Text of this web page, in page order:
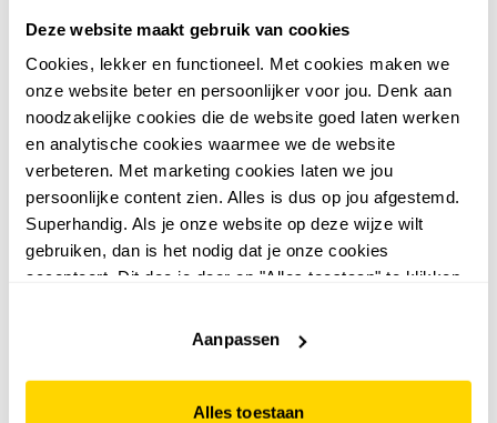
Deze website maakt gebruik van cookies
Cookies, lekker en functioneel. Met cookies maken we
onze website beter en persoonlijker voor jou. Denk aan
noodzakelijke cookies die de website goed laten werken
en analytische cookies waarmee we de website
verbeteren. Met marketing cookies laten we jou
persoonlijke content zien. Alles is dus op jou afgestemd.
Superhandig. Als je onze website op deze wijze wilt
gebruiken, dan is het nodig dat je onze cookies
accepteert. Dit doe je door op "Alles toestaan" te klikken.
website niet optimaal functioneert.
Aanpassen
Alles toestaan